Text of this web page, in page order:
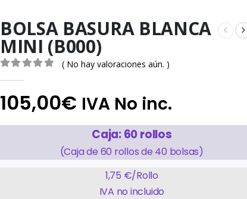
BOLSA BASURA BLANCA
MINI (B000)
( No hay valoraciones aún. )
105,00€ IVA No inc.
Caja: 60 rollos
(Caja de 60 rollos de 40 bolsas)
1,75 €/Rollo
IVA no incluido